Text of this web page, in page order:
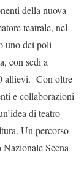
della nuova
teatrale, nel
uno dei poli
con sedi a
allievi. Con oltre
e collaborazioni
di teatro
Un percorso
Scena